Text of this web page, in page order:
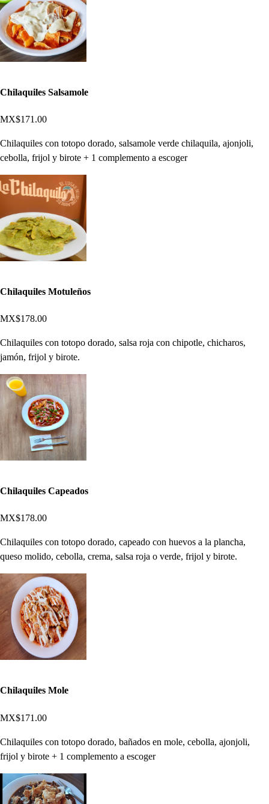
Chilaquiles Salsamole
MX$171.00
Chilaquiles con totopo dorado, salsamole verde chilaquila, ajonjoli,
cebolla, frijol y birote + 1 complemento a escoger
Chilaquiles Motuleños
MX$178.00
Chilaquiles con totopo dorado, salsa roja con chipotle, chicharos,
jamón, frijol y birote.
Chilaquiles Capeados
MX$178.00
Chilaquiles con totopo dorado, capeado con huevos a la plancha,
queso molido, cebolla, crema, salsa roja o verde, frijol y birote.
Chilaquiles Mole
MX$171.00
Chilaquiles con totopo dorado, bañados en mole, cebolla, ajonjoli,
frijol y birote + 1 complemento a escoger